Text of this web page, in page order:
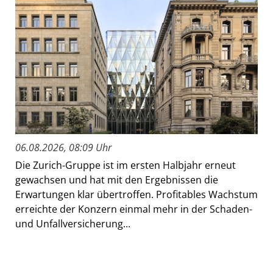
06.08.2026, 08:09 Uhr
Die Zurich-Gruppe ist im ersten Halbjahr erneut
gewachsen und hat mit den Ergebnissen die
Erwartungen klar übertroffen. Profitables Wachstum
erreichte der Konzern einmal mehr in der Schaden-
und Unfallversicherung...